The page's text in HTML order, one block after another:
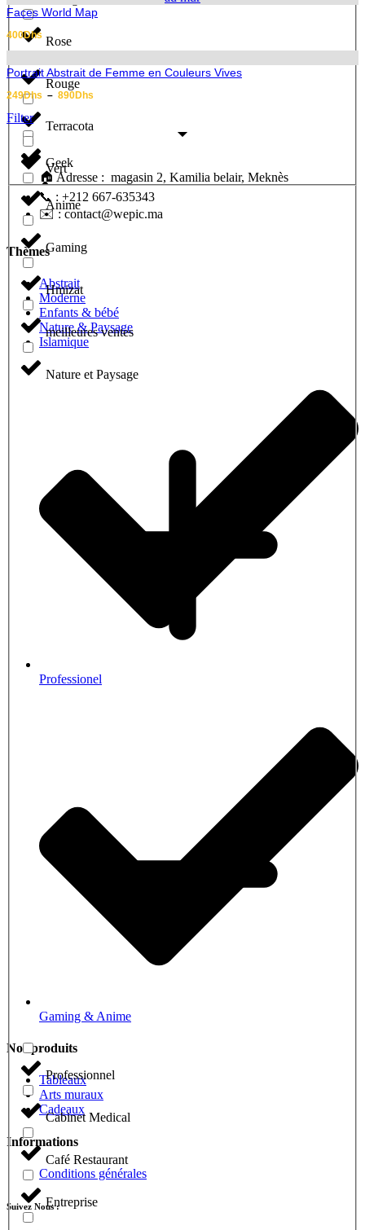
Geek
Anime
Gaming
Hmizat
meilleures ventes
Nature et Paysage
Professionnel
Cabinet Medical
Café Restaurant
Entreprise
Rose
Rouge
Terracota
Vert
à
289Dhs
Faces World Map
400Dhs
Portrait Abstrait de Femme en Couleurs Vives
249Dhs – 890Dhs
249Dhs
Filter
🏠 Adresse : magasin 2, Kamilia belair, Meknès
📞 : +212 667-635343
✉️ : contact@wepic.ma
Thèmes
Abstrait
Moderne
Enfants & bébé
Nature & Paysage
Islamique
Professionel
Gaming & Anime
Nos produits
Tableaux
Arts muraux
Cadeaux
Informations
Conditions générales
Suivez Nous :